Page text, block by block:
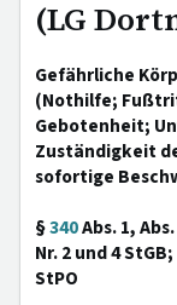
(LG
Gefährliche
(Nothilfe;
Gebotenheit;
Zuständigkeit
sofortige
§340Abs. 1,
Nr. 2 und 4
StPO